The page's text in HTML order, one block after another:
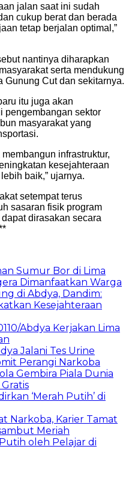
jalan saat ini sudah
cukup berat dan berada
tetap berjalan optimal,”
nantinya diharapkan
serta mendukung
Gunung Cut dan sekitarnya.
itu juga akan
pengembangan sektor
masyarakat yang
infrastruktur,
kesejahteraan
baik,” ujarnya.
setempat terus
sasaran fisik program
dirasakan secara
Sumur Bor di Lima
Dimanfaatkan Warga
di Abdya, Dandim:
Kesejahteraan
Abdya Kerjakan Lima
Jalani Tes Urine
Perangi Narkoba
Gembira Piala Dunia
‘Merah Putih’ di
Narkoba, Karier Tamat
Meriah
oleh Pelajar di